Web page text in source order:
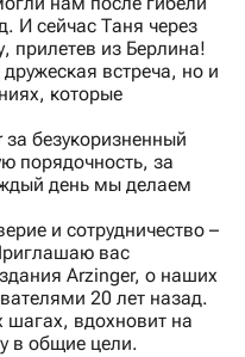
И сейчас Таня через
прилетев из Берлина!
встреча, но и
которые
безукоризненный
порядочность, за
день мы делаем
и сотрудничество –
вас
Arzinger, о наших
20 лет назад.
вдохновит на
в общие цели.